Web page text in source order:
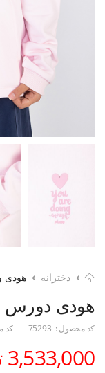
دخترانه هودی
هودی دورس
کد محصول : 75293 کد
3,533,000 تومان